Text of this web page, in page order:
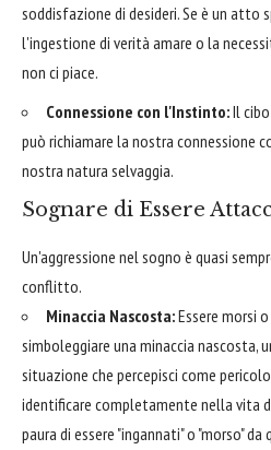
soddisfazione di desideri. Se è un atto
l'ingestione di verità amare o la
non ci piace.
Connessione con l'Instinto:Il
può richiamare la nostra connessione
nostra natura selvaggia.
Sognare di Essere
Un'aggressione nel sogno è quasi
conflitto.
Minaccia Nascosta:Essere morsi
simboleggiare una minaccia nascosta,
situazione che percepisci come
identificare completamente nella vita
paura di essere "ingannati" o "morso"